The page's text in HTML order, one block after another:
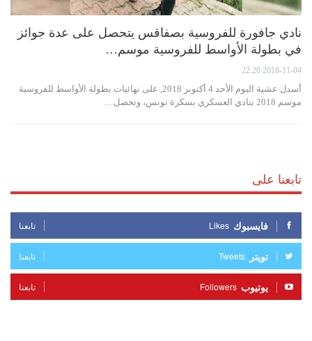
نادي جافورة للفروسية بصفاقس يتحصل على عدة جوائز
في بطولة الأواسط للفروسية موسم…
2018-11-04 22:20
أسدل عشية اليوم الأحد 4 أكتوبر 2018, على نهائيات بطولة الأواسط للفروسية
موسم 2018 بنادي العسكري بسكرة تونس، وتحصل…
تابعنا على
فايسبوك Likes تابعنا
تويتر Tweets تابعنا
يوتيوب Followers تابعنا